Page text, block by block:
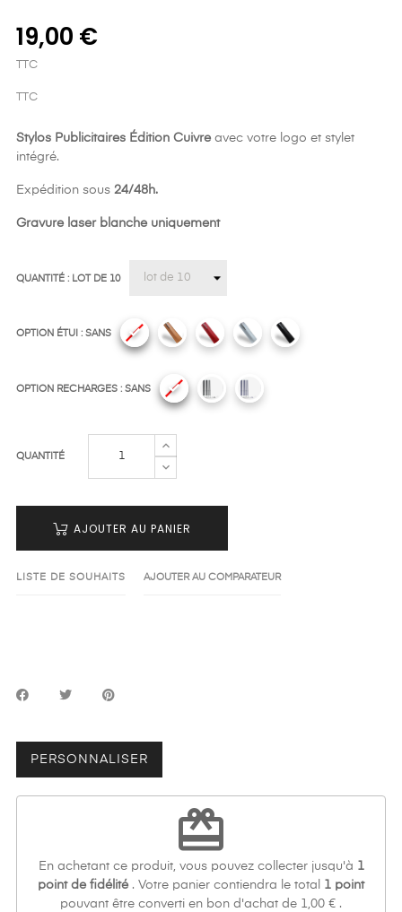
19,00 €
TTC
TTC
Stylos Publicitaires Édition Cuivreavec votre logo et stylet
intégré.
Expédition sous 24/48h.
Gravure laser blanche uniquement
QUANTITÉ : LOT DE 10
OPTION ÉTUI : SANS
OPTION RECHARGES : SANS
QUANTITÉ
AJOUTER AU PANIER
LISTE DE SOUHAITS AJOUTER AU COMPARATEUR
PERSONNALISER
redeem
En achetant ce produit, vous pouvez collecter jusqu'à 1
point de fidélité. Votre panier contiendra le total 1 point
pouvant être converti en bon d'achat de 1,00 € .